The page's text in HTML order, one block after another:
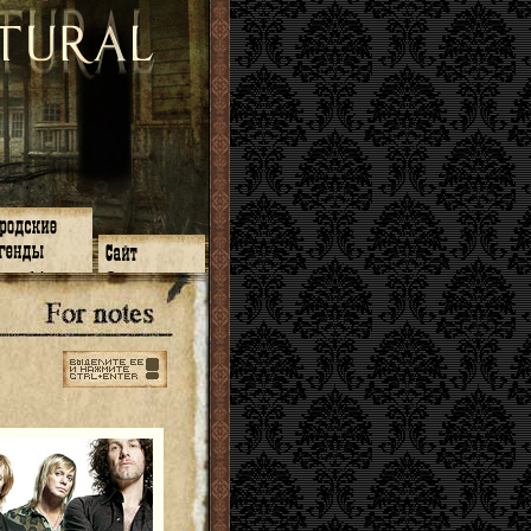
14
13
11
12
9
6
⇐
О нас
ЧаВо
Поиск
Ссылки
Карта сайта